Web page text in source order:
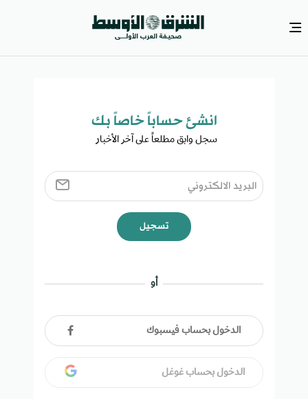
انشئ حساباً خاصاً بك​
سجل وابق مطلعاً على آخر الأخبار ​
تسجيل
أو
الدخول بحساب فيسبوك
الدخول بحساب غوغل